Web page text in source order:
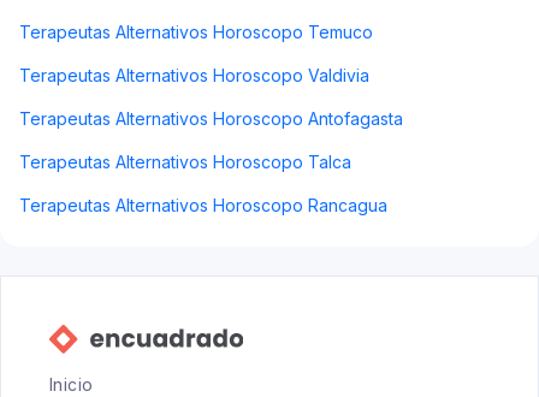
Terapeutas Alternativos Horoscopo Temuco
Terapeutas Alternativos Horoscopo Valdivia
Terapeutas Alternativos Horoscopo Antofagasta
Terapeutas Alternativos Horoscopo Talca
Terapeutas Alternativos Horoscopo Rancagua
Inicio